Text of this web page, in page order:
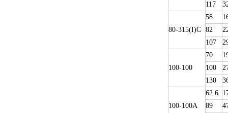
117
80-315(I)C
58
82
107
100-100
70
100
130
100-100A
62.6
89